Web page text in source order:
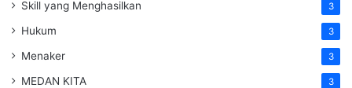
Skill yang Menghasilkan 3
Hukum 3
Menaker 3
MEDAN KITA 3